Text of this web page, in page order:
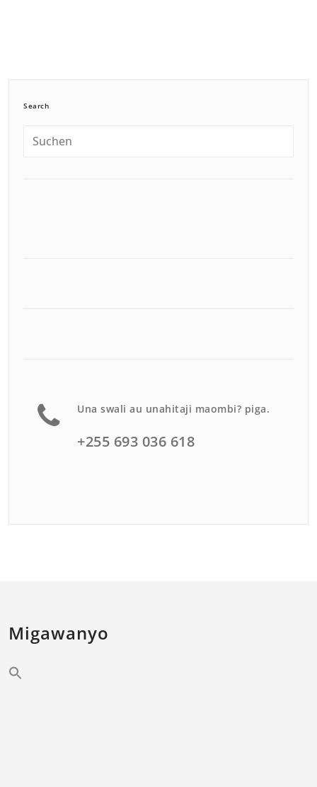
Search
Una swali au unahitaji maombi? piga.
+255 693 036 618
Migawanyo